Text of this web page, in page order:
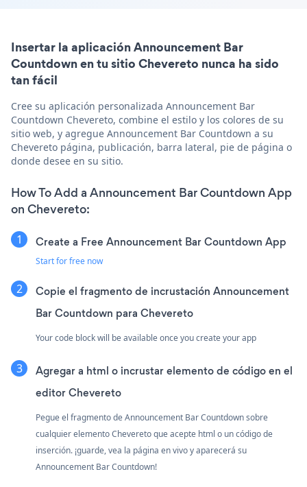
Insertar la aplicación Announcement Bar
Countdown en tu sitio Chevereto nunca ha sido
tan fácil
Cree su aplicación personalizada Announcement Bar
Countdown Chevereto, combine el estilo y los colores de su
sitio web, y agregue Announcement Bar Countdown a su
Chevereto página, publicación, barra lateral, pie de página o
donde desee en su sitio.
How To Add a Announcement Bar Countdown App
on Chevereto:
Create a Free Announcement Bar Countdown App
Start for free now
Copie el fragmento de incrustación Announcement
Bar Countdown para Chevereto
Your code block will be available once you create your app
Agregar a html o incrustar elemento de código en el
editor Chevereto
Pegue el fragmento de Announcement Bar Countdown sobre
cualquier elemento Chevereto que acepte html o un código de
inserción. ¡guarde, vea la página en vivo y aparecerá su
Announcement Bar Countdown!